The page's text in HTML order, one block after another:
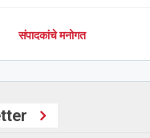
संपादकांचे मनोगत